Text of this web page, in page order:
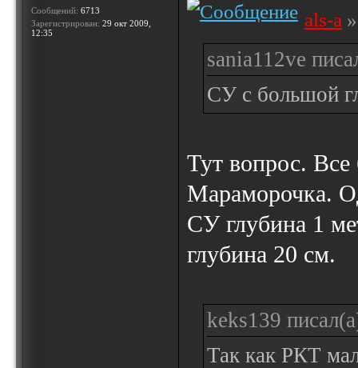
Сообщений: 6713
Зарегистрирован: 29 окт 2009,
12:35
als-a
sania112ve
СУ с большой
Тут вопрос. Все
Мараморочка.
СУ глубина 1
глубина 20 см.
keks139
Так как РКТ